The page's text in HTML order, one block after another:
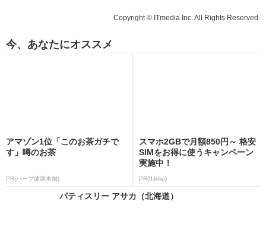
Copyright © ITmedia Inc. All Rights Reserved.
今、あなたにオススメ
アマゾン1位「このお茶ガチで
す」噂のお茶
PR(ハーブ健康本舗)
スマホ2GBで月額850円～ 格安
SIMをお得に使うキャンペーン
実施中！
PR(IIJmio)
パティスリー アサカ（北海道）